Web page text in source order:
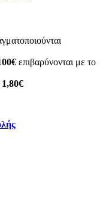
επιβαρύνονται με το
1,80€